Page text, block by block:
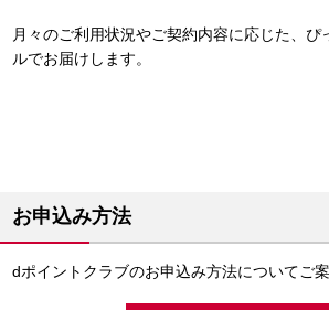
月々のご利用状況やご契約内容に応じた、ぴ
ルでお届けします。
お申込み方法
dポイントクラブのお申込み方法についてご案